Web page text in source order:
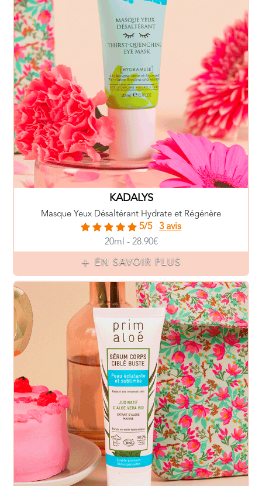
KADALYS
Masque Yeux Désaltérant Hydrate et Régénère
5/5
3 avis
20ml - 28.90€
EN SAVOIR PLUS